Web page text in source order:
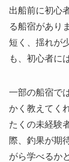
出船前に初心
る船宿があり
短く、揺れが
も、初心者に
一部の船宿で
かく教えてく
たくの未経験
際、釣果が期
がら学べるか